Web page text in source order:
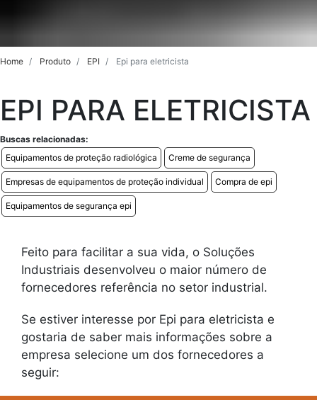
Home Produto EPI Epi para eletricista
EPI PARA ELETRICISTA
Buscas relacionadas:
Equipamentos de proteção radiológica
Creme de segurança
Empresas de equipamentos de proteção individual Compra de epi
Equipamentos de segurança epi
Feito para facilitar a sua vida, o Soluções
Industriais desenvolveu o maior número de
fornecedores referência no setor industrial.
Se estiver interesse por Epi para eletricista e
gostaria de saber mais informações sobre a
empresa selecione um dos fornecedores a
seguir: